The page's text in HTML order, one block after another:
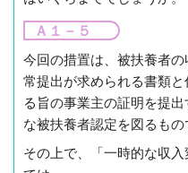
Ａ１－５
今回の措置は、被扶養者
常提出が求められる書類
る旨の事業主の証明を提
な被扶養者認定を図るもの
その上で、「一時的な収